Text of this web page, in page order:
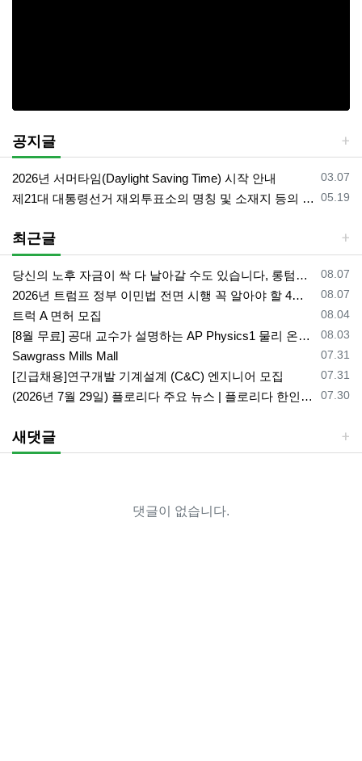
공지글
등록일
03.07
2026년 서머타임(Daylight Saving Time) 시작 안내
등록일
05.19
제21대 대통령선거 재외투표소의 명칭 및 소재지 등의 공고/올랜도 제외 투표소
최근글
등록일
08.07
당신의 노후 자금이 싹 다 날아갈 수도 있습니다, 롱텀케어 준비 하기
등록일
08.07
2026년 트럼프 정부 이민법 전면 시행 꼭 알아야 할 4가지!!
등록일
08.04
트럭 A 면허 모집
등록일
08.03
[8월 무료] 공대 교수가 설명하는 AP Physics1 물리 온라인 강의
등록일
07.31
Sawgrass Mills Mall
등록일
07.31
[긴급채용]연구개발 기계설계 (C&C) 엔지니어 모집
등록일
07.30
(2026년 7월 29일) 플로리다 주요 뉴스 | 플로리다 한인 닷컴
새댓글
댓글이 없습니다.